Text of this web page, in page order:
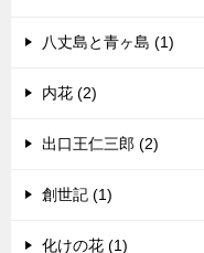
八丈島と青ヶ島 (1)
内花 (2)
出口王仁三郎 (2)
創世記 (1)
化けの花 (1)